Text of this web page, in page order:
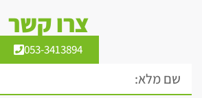
צרו קשר
053-3413894